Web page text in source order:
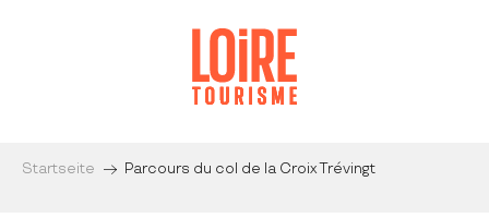
Startseite Parcours du col de la Croix Trévingt